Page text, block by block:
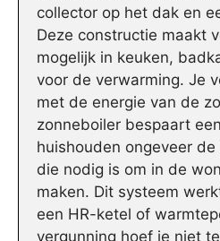
collector op het dak en
Deze constructie maakt
mogelijk in keuken,
voor de verwarming. Je
met de energie van de
zonneboiler bespaart
huishouden ongeveer
die nodig is om in de
maken. Dit systeem
een HR-ketel of
vergunning hoef je niet